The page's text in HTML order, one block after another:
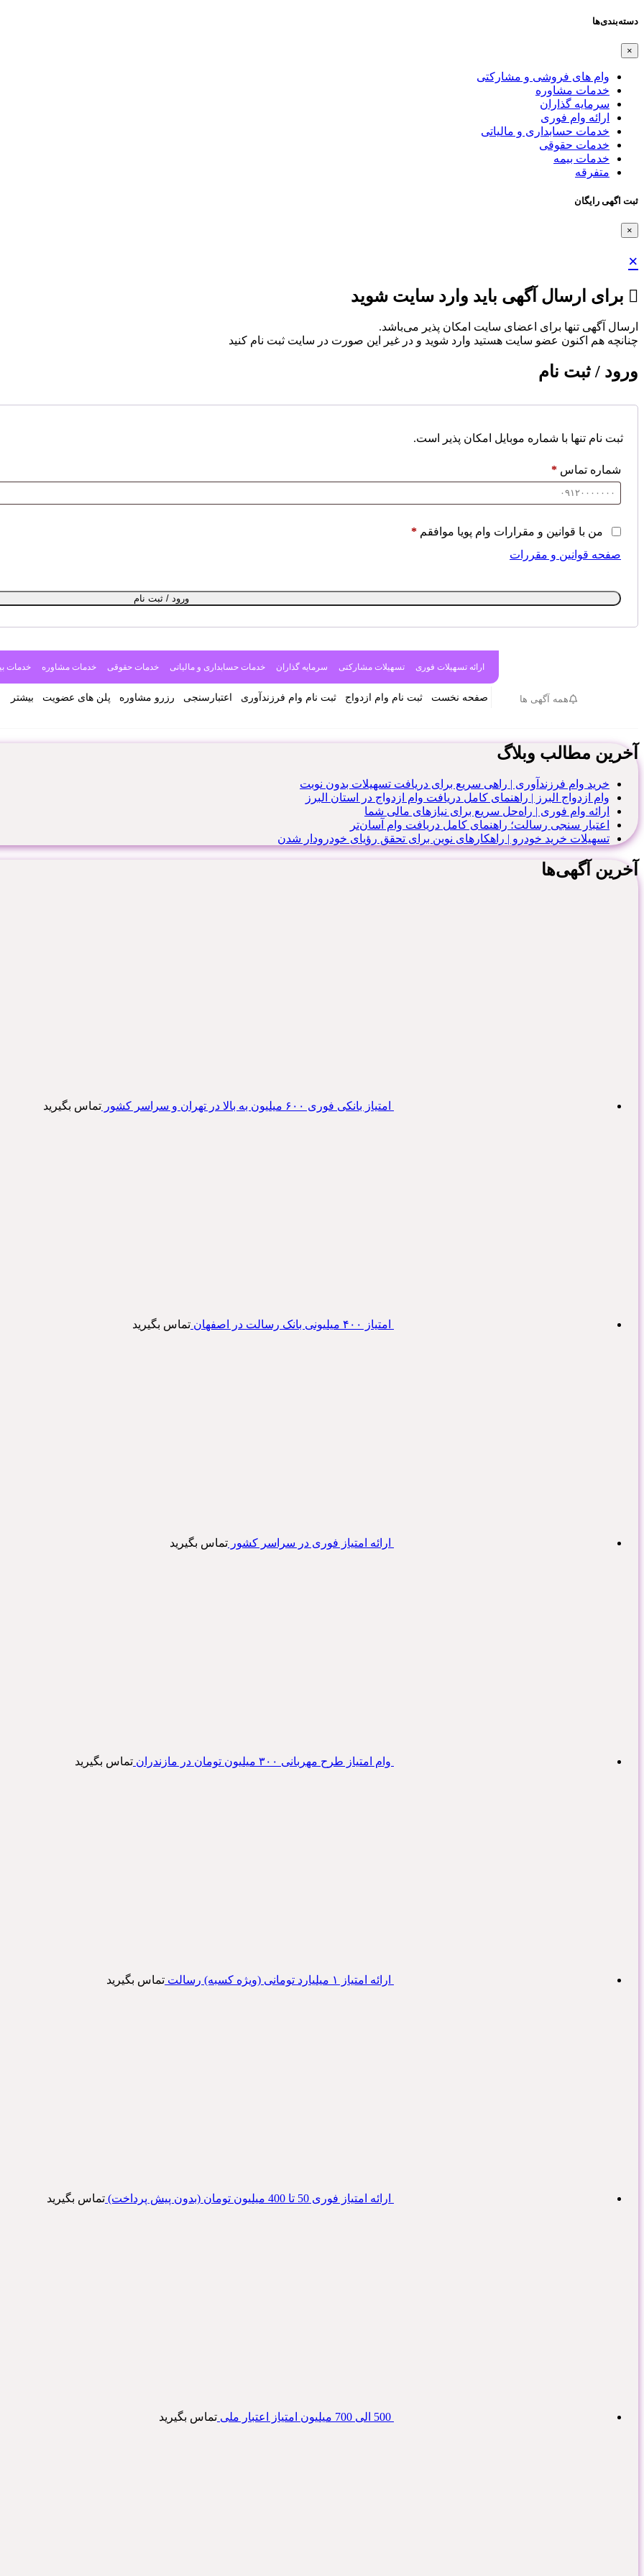
دسته‌بندی‌ها
×
وام های فروشی و مشارکتی
خدمات مشاوره
سرمایه گذاران
ارائه وام فوری
خدمات حسابداری و مالیاتی
خدمات حقوقی
خدمات بیمه
متفرقه
ثبت اگهی رایگان
×
×
برای ارسال آگهی باید وارد سایت شوید
ارسال آگهی تنها برای اعضای سایت امکان پذیر می‌باشد.
چنانچه هم‌ اکنون عضو سایت هستید وارد شوید و در غیر این صورت در سایت ثبت نام کنید
ورود / ثبت نام
ثبت نام تنها با شماره موبایل امکان پذیر است.
شماره تماس *
من با قوانین و مقرارات وام پویا موافقم *
صفحه قوانین و مقررات
ورود / ثبت نام
همه آگهی ها
ارائه تسهیلات فوری تسهیلات مشارکتی سرمایه گذاران خدمات حسابداری و مالیاتی خدمات حقوقی خدمات مشاوره خدمات
صفحه نخست ثبت نام وام ازدواج ثبت نام وام فرزندآوری اعتبارسنجی رزرو مشاوره پلن های عضویت بیشتر
آخرین مطالب وبلاگ
خرید وام فرزندآوری | راهی سریع برای دریافت تسهیلات بدون نوبت
وام ازدواج البرز | راهنمای کامل دریافت وام ازدواج در استان البرز
ارائه وام فوری | راه‌حل سریع برای نیازهای مالی شما
اعتبار سنجی رسالت؛ راهنمای کامل دریافت وام آسان‌تر
تسهیلات خرید خودرو | راهکارهای نوین برای تحقق رؤیای خودرودار شدن
آخرین آگهی‌ها
امتیاز بانکی فوری ۶۰۰ میلیون به بالا در تهران و سراسر کشور تماس بگیرید
امتیاز ۴۰۰ میلیونی بانک رسالت در اصفهان تماس بگیرید
ارائه امتیاز فوری در سراسر کشور تماس بگیرید
وام امتیاز طرح مهربانی ۳۰۰ میلیون تومان در مازندران تماس بگیرید
ارائه امتیاز ۱ میلیارد تومانی (ویژه کسبه) رسالت تماس بگیرید
ارائه امتیاز فوری 50 تا 400 میلیون تومان (بدون پیش پرداخت) تماس بگیرید
تماس بگیرید